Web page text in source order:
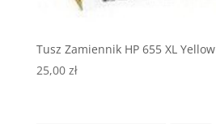
Tusz Zamiennik HP 655 XL Yellow
25,00 zł